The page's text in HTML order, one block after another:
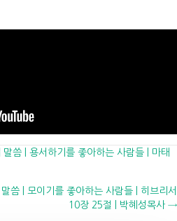
씀 | 용서하기를 좋아하는 사람들 | 마태
씀 | 모이기를 좋아하는 사람들 | 히브리서
10장 25절 | 박혜성목사 →